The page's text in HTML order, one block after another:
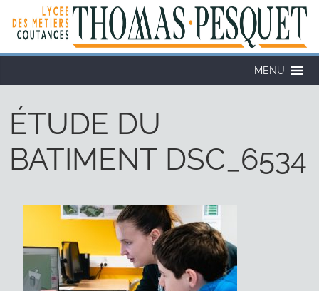
MENU
ÉTUDE DU
BATIMENT DSC_6534